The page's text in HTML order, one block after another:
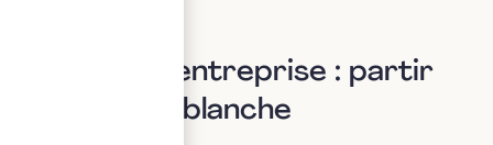
Créer son entreprise : partir
d’une page blanche